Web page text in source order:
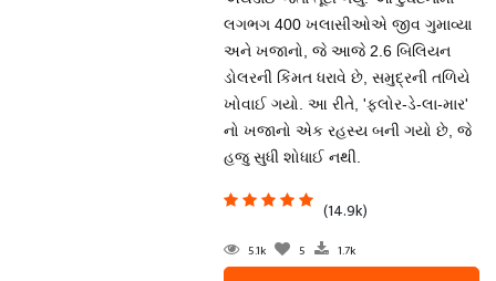
લગભગ 400 ખલાસીઓએ જીવ ગુમાવ્યા
અને ખજાનો, જે આજે 2.6 બિલિયન
ડોલરની કિંમત ધરાવે છે, સમુદ્રની તળિયે
ખોવાઈ ગયો. આ રીતે, 'ફ્લોર-ડે-લા-માર'
નો ખજાનો એક રહસ્ય બની ગયો છે, જે
હજુ સુધી શોધાઈ નથી.
(14.9k)
5.1k 5 1.7k